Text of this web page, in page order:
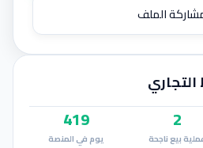
الملف
2
بيع ناجحة
419
يوم في المنصة